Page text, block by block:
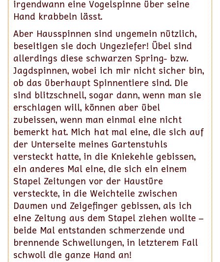
irgendwann eine Vogelspinne über seine
Hand krabbeln lässt.
Aber Hausspinnen sind ungemein nützlich,
beseitigen sie doch Ungeziefer! Übel sind
allerdings diese schwarzen Spring- bzw.
Jagdspinnen, wobei ich mir nicht sicher bin,
ob das überhaupt Spinnentiere sind. Die
sind blitzschnell, sogar dann, wenn man sie
erschlagen will, können aber übel
zubeissen, wenn man einmal eine nicht
bemerkt hat. Mich hat mal eine, die sich auf
der Unterseite meines Gartenstuhls
versteckt hatte, in die Kniekehle gebissen,
ein anderes Mal eine, die sich ein einem
Stapel Zeitungen vor der Haustüre
versteckte, in die Weichteile zwischen
Daumen und Zeigefinger gebissen, als ich
eine Zeitung aus dem Stapel ziehen wollte –
beide Mal entstanden schmerzende und
brennende Schwellungen, in letzterem Fall
schwoll die ganze Hand an!